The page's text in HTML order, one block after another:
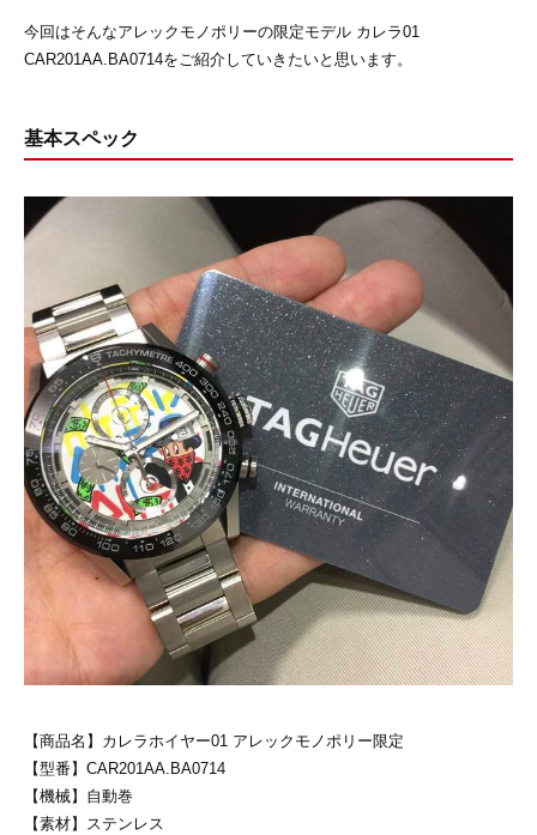
今回はそんなアレックモノポリーの限定モデル カレラ01
CAR201AA.BA0714をご紹介していきたいと思います。
基本スペック
【商品名】カレラホイヤー01 アレックモノポリー限定
【型番】CAR201AA.BA0714
【機械】自動巻
【素材】ステンレス